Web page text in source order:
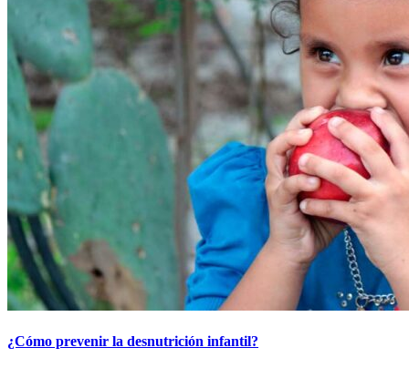
¿Cómo prevenir la desnutrición infantil?